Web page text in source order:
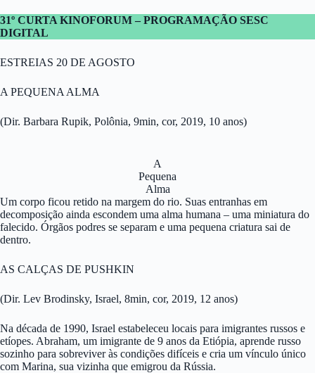
31º CURTA KINOFORUM – PROGRAMAÇÃO SESC
DIGITAL
ESTREIAS 20 DE AGOSTO
A PEQUENA ALMA
(Dir. Barbara Rupik, Polônia, 9min, cor, 2019, 10 anos)
A
Pequena
Alma
Um corpo ficou retido na margem do rio. Suas entranhas em
decomposição ainda escondem uma alma humana – uma miniatura do
falecido. Órgãos podres se separam e uma pequena criatura sai de
dentro.
AS CALÇAS DE PUSHKIN
(Dir. Lev Brodinsky, Israel, 8min, cor, 2019, 12 anos)
Na década de 1990, Israel estabeleceu locais para imigrantes russos e
etíopes. Abraham, um imigrante de 9 anos da Etiópia, aprende russo
sozinho para sobreviver às condições difíceis e cria um vínculo único
com Marina, sua vizinha que emigrou da Rússia.